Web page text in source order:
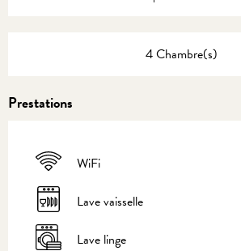
4 Chambre(s)
Prestations
WiFi
Lave vaisselle
Lave linge